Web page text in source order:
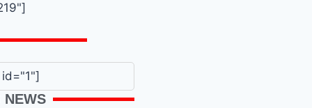
NEWS